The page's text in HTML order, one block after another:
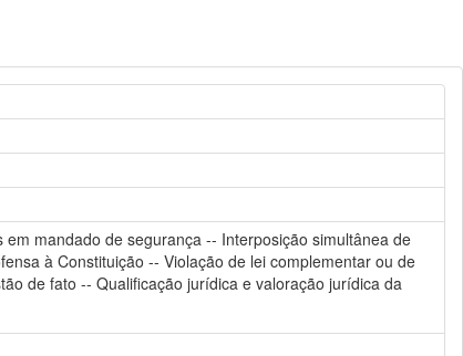
mandado de segurança -- Interposição simultânea de
à Constituição -- Violação de lei complementar ou de
de fato -- Qualificação jurídica e valoração jurídica da